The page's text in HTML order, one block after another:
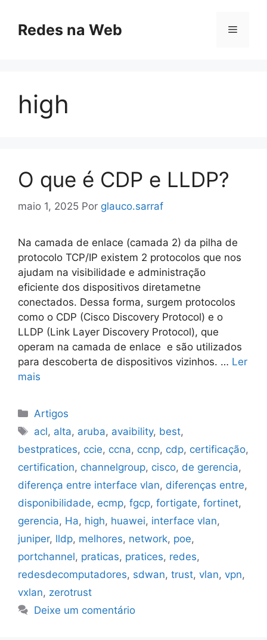
paraRedes na Web Menu
high
O que é CDP e LLDP?
maio 1, 2025 Por glauco.sarraf
Na camada de enlace (camada 2) da pilha de
protocolo TCP/IP existem 2 protocolos que nos
ajudam na visibilidade e administração
eficiente dos dispositivos diretametne
conectados. Dessa forma, surgem protocolos
como o CDP (Cisco Discovery Protocol) e o
LLDP (Link Layer Discovery Protocol), que
operam na camada de enlace e são utilizados
para descoberta de dispositivos vizinhos. … Ler
mais
Categorias
Artigos
Tags
acl, alta, aruba, avaibility, best,
bestpratices, ccie, ccna, ccnp, cdp, certificação,
certification, channelgroup, cisco, de gerencia,
diferença entre interface vlan, diferenças entre,
disponibilidade, ecmp, fgcp, fortigate, fortinet,
gerencia, Ha, high, huawei, interface vlan,
juniper, lldp, melhores, network, poe,
portchannel, praticas, pratices, redes,
redesdecomputadores, sdwan, trust, vlan, vpn,
vxlan, zerotrust
Deixe um comentário